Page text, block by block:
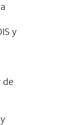
y
de